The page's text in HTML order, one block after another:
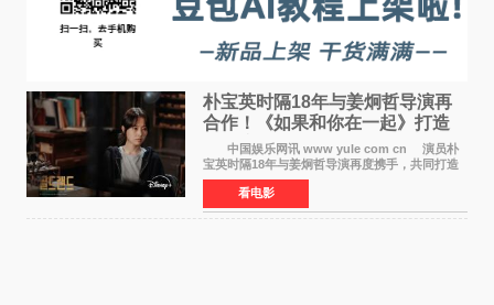
朴宝英时隔18年与姜炯哲导演再
合作！《如果和你在一起》打造
奇幻浪漫喜剧
中国娱乐网讯 www yule com cn 演员朴
宝英时隔18年与姜炯哲导演再度携手，共同打造
备受期待的浪漫喜剧新作《如果和你在一起》
（暂定名）。据OSEN报道，朴宝英将出演该片
女主角，自2008年《
看电影